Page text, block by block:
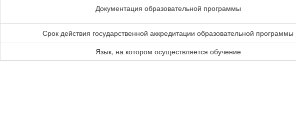
Документация образовательной программы
Срок действия государственной аккредитации образовательной программы
Язык, на котором осуществляется обучение